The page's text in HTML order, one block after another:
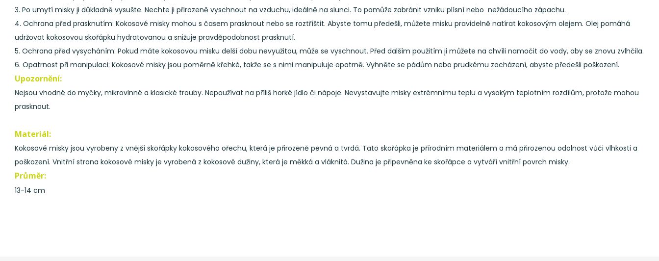
3. Po umytí misky ji důkladně vysušte. Nechte ji přirozeně vyschnout na vzduchu, ideálně na slunci. To pomůže zabránit vzniku plísní nebo nežádoucího zápachu.
4. Ochrana před prasknutím: Kokosové misky mohou s časem prasknout nebo se roztříštit. Abyste tomu předešli, můžete misku pravidelně natírat kokosovým olejem. Olej pomáhá
udržovat kokosovou skořápku hydratovanou a snižuje pravděpodobnost prasknutí.
5. Ochrana před vysycháním: Pokud máte kokosovou misku delší dobu nevyužitou, může se vyschnout. Před dalším použitím ji můžete na chvíli namočit do vody, aby se znovu zvlhčila.
6. Opatrnost při manipulaci: Kokosové misky jsou poměrně křehké, takže se s nimi manipuluje opatrně. Vyhněte se pádům nebo prudkému zacházení, abyste předešli poškození.
Upozornění:
Nejsou vhodné do myčky, mikrovlnné a klasické trouby. Nepoužívat na příliš horké jídlo či nápoje. Nevystavujte misky extrémnímu teplu a vysokým teplotním rozdílům, protože mohou
prasknout.
Materiál:
Kokosové misky jsou vyrobeny z vnější skořápky kokosového ořechu, která je přirozeně pevná a tvrdá. Tato skořápka je přírodním materiálem a má přirozenou odolnost vůči vlhkosti a
poškození. Vnitřní strana kokosové misky je vyrobená z kokosové dužiny, která je měkká a vláknitá. Dužina je připevněna ke skořápce a vytváří vnitřní povrch misky.
Průměr:
13-14 cm